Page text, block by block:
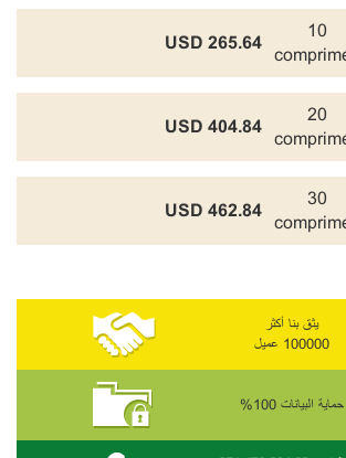
10
265.64 USD
20
404.84 USD
30
462.84 USD
يثق بنا أكثر
100000 عميل
حماية البيانات 100%